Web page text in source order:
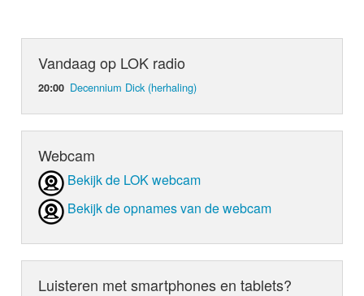
Vandaag op LOK radio
20:00 Decennium Dick (herhaling)
Webcam
Bekijk de LOK webcam
Bekijk de opnames van de webcam
Luisteren met smartphones en tablets?